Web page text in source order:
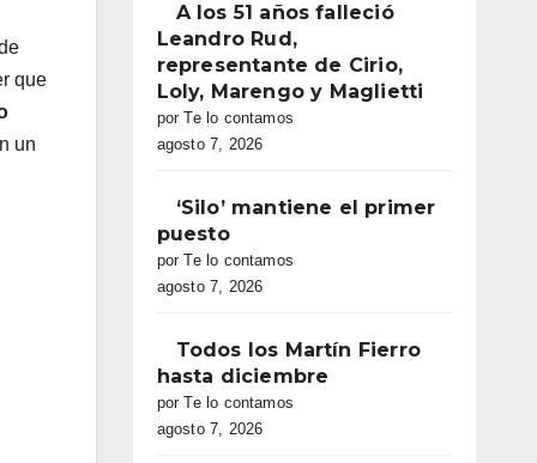
que
un
A los 51 años falleció
Leandro Rud,
representante de Cirio,
Loly, Marengo y Maglietti
por Te lo contamos
agosto 7, 2026
‘Silo’ mantiene el primer
puesto
por Te lo contamos
agosto 7, 2026
Todos los Martín Fierro
hasta diciembre
por Te lo contamos
agosto 7, 2026